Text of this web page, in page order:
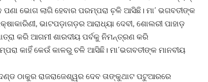
ଭୋଗ ଲାଗି ହେବାର ପରମ୍ପରା ଚ଼ଳି ଆସିଛି। ମା’ ଭଗବତୀଙ୍କ
ଭାଟପଡ଼ାଗଡ଼ର ଆରାଧ୍ୟା ଦେବୀ, ଶୋଲରୀ ପାହାଡ଼
କରି ଆଗମୀ ଶାରଦୀୟ ପର୍ବକୁ ନିମନ୍ତ୍ରଣ କରି
କାହିଁ କେଉଁ କାଳରୁ ଚଳି ଆସିଛି। ମା’ଭଗବତୀଙ୍କ ମାନବୀୟ
ଠାକୁର ରାଜରାଜେଶ୍ୱର ଦେବ ତାଙ୍କୁଥାଟ ପଟୁଆରରେ